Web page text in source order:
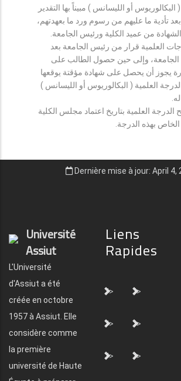
البكالوريوس أو الليسانس ) مبيناً بها التقدير
تأدية ما عليهم من رسوم ورد ما بعهدتهم،
من عميد الكلية ورئيس الجامعة.
العلمية قرار من رئيس الجامعة بعد
وإلى حين حصول الطالب على
يجوز أن يحصل على شهادة مؤقتة يوقعها
الدرجة العلمية ( البكالوريوس أو الليسانس )
الدرجة العلمية بتاريخ اعتماد مجلس الكلية
الخاص بهذه الدرجة.
Dernière mise à jour: April 4,
Université
Assiut
L'Université
d'Assiut a été
créée en octobre
1957 à Assiut. Elle
considère comme
la première
université de Haute
Liens
Rapides
"> ">
"> ">
"> ">